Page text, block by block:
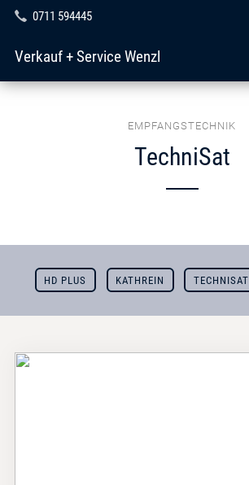
0711 594445
Verkauf + Service Wenzl
EMPFANGSTECHNIK
TechniSat
HD PLUS KATHREIN TECHNISAT